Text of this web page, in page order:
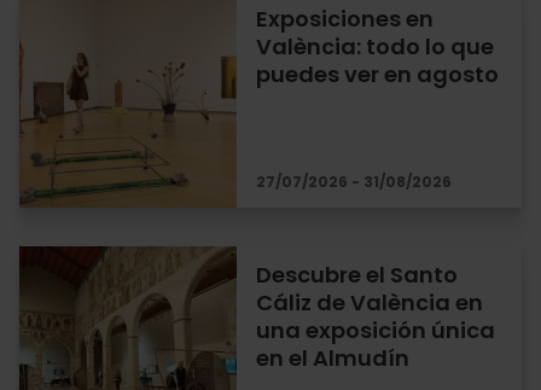
Exposiciones en
València: todo lo que
puedes ver en agosto
27/07/2026 - 31/08/2026
Descubre el Santo
Cáliz de València en
una exposición única
en el Almudín